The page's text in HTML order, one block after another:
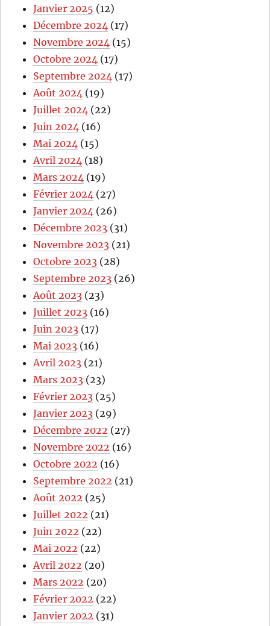
Janvier 2025 (12)
Décembre 2024 (17)
Novembre 2024 (15)
Octobre 2024 (17)
Septembre 2024 (17)
Août 2024 (19)
Juillet 2024 (22)
Juin 2024 (16)
Mai 2024 (15)
Avril 2024 (18)
Mars 2024 (19)
Février 2024 (27)
Janvier 2024 (26)
Décembre 2023 (31)
Novembre 2023 (21)
Octobre 2023 (28)
Septembre 2023 (26)
Août 2023 (23)
Juillet 2023 (16)
Juin 2023 (17)
Mai 2023 (16)
Avril 2023 (21)
Mars 2023 (23)
Février 2023 (25)
Janvier 2023 (29)
Décembre 2022 (27)
Novembre 2022 (16)
Octobre 2022 (16)
Septembre 2022 (21)
Août 2022 (25)
Juillet 2022 (21)
Juin 2022 (22)
Mai 2022 (22)
Avril 2022 (20)
Mars 2022 (20)
Février 2022 (22)
Janvier 2022 (31)